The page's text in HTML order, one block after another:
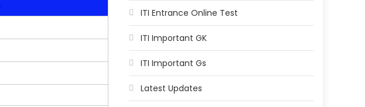
ITI Entrance Online Test
ITI Important GK
ITI Important Gs
Latest Updates